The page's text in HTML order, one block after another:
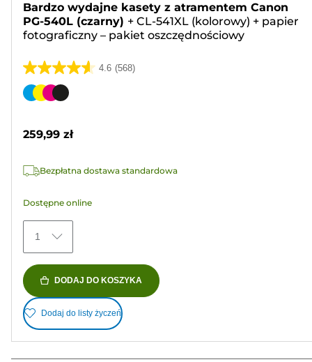
Bardzo wydajne kasety z atramentem Canon
PG-540L (czarny) + CL-541XL (kolorowy) + papier
fotograficzny – pakiet oszczędnościowy
4.6 (568)
4.6
na
568
Wkład
259,99 zł
Bezpłatna dostawa standardowa
Dostępne online
1
DODAJ DO KOSZYKA
Dodaj do listy życzeń